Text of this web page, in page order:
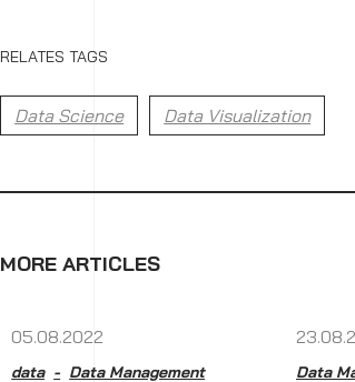
RELATES TAGS
Data Science Data Visualization
MORE ARTICLES
05.08.2022
data Data Management
Data